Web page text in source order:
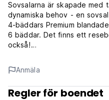
Sovsalarna är skapade med
dynamiska behov - en
4-bäddars Premium
6 bäddar. Det finns ett
också!
Fastigheten har också att
att lounge i, ett gemensamt
bibliotek och ett exklusivt
din utmattning.
Anmäla
Regler för boendet